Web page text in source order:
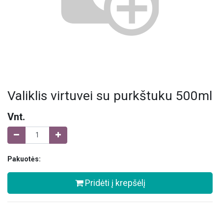
Valiklis virtuvei su purkštuku 500ml
Vnt.
Pakuotės:
Pridėti į krepšėlį